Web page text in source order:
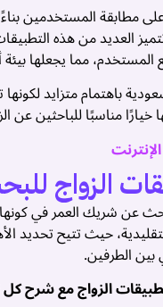
مطابقة المستخدمين
العديد من هذه
مما يجعلها بيئة
باهتمام متزايد
خيارًا مناسبًا للباحثين عن
الزواج
عن شريك العمر في
حيث تتيح تحديد
الطرفين.
الزواج مع شرح